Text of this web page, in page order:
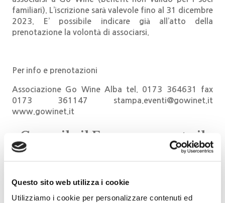
Questo sito web utilizza i cookie
Utilizziamo i cookie per personalizzare contenuti ed
familiari). L’iscrizione sarà valevole fino al 31 dicembre
2023. E’ possibile indicare già all’atto della
prenotazione la volontà di associarsi.
Per info e prenotazioni
Associazione Go WineAlba tel. 0173 364631 fax
0173 361147 stampa.eventi@gowinet.it
www.gowinet.it
Compila il Form e prenota il
tuo posto all’evento